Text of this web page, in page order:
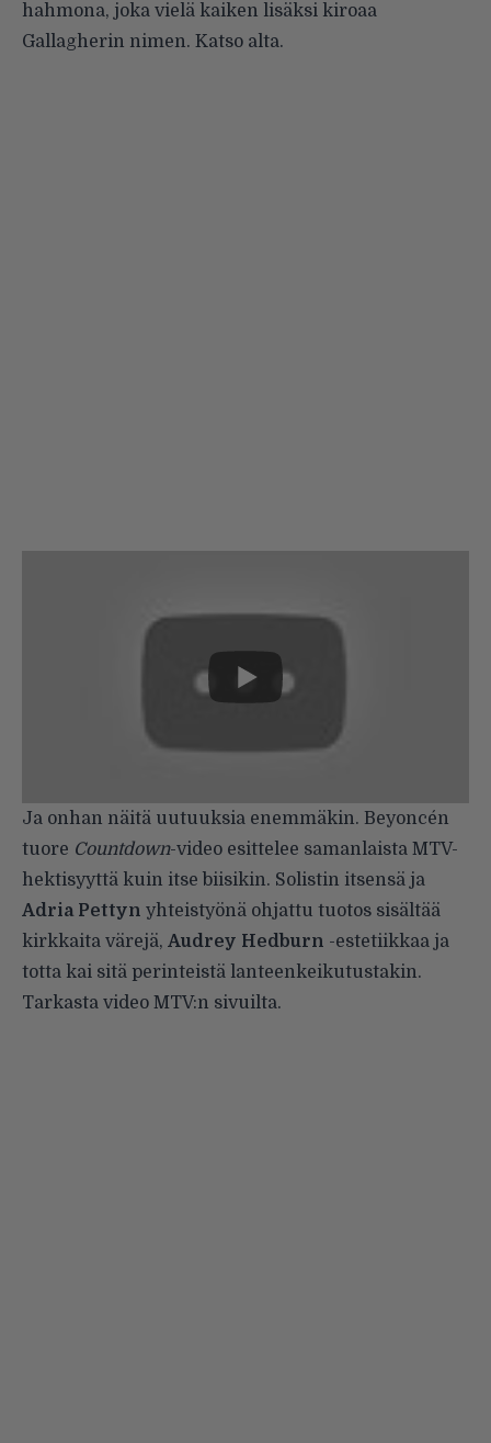
hahmona, joka vielä kaiken lisäksi kiroaa
Gallagherin nimen. Katso alta.
Ja onhan näitä uutuuksia enemmäkin. Beyoncén
tuore Countdown-video esittelee samanlaista MTV-
hektisyyttä kuin itse biisikin. Solistin itsensä ja
Adria Pettyn yhteistyönä ohjattu tuotos sisältää
kirkkaita värejä, Audrey Hedburn -estetiikkaa ja
totta kai sitä perinteistä lanteenkeikutustakin.
Tarkasta video MTV:n sivuilta.